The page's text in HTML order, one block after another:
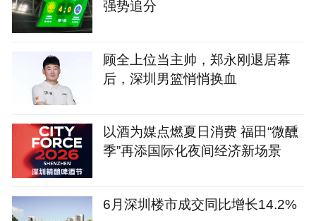
强势追分
顾全上位当主帅，郑永刚退居幕
后，深圳男篮悄悄换血
以酒为媒点燃夏日消费 福田“微醺
季”再添国际化夜间经济新场景
6月深圳楼市成交同比增长14.2%